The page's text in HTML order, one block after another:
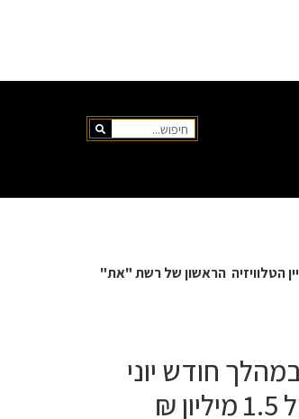
הטלוויזיה הראשון של רשת "את"
חודש יוני
40 שנה להיווסדה, במסגרת זו תצא השבוע בקמפיין רחב, הנאמד בהשקעה של 1.5 מיליון ₪